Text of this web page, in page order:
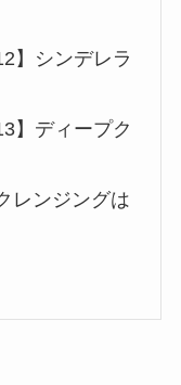
】シンデレラ
】ディープク
レンジングは